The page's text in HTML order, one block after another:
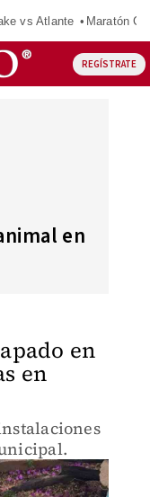
vs Atlante Maratón
REGÍSTRATE
en
en
en